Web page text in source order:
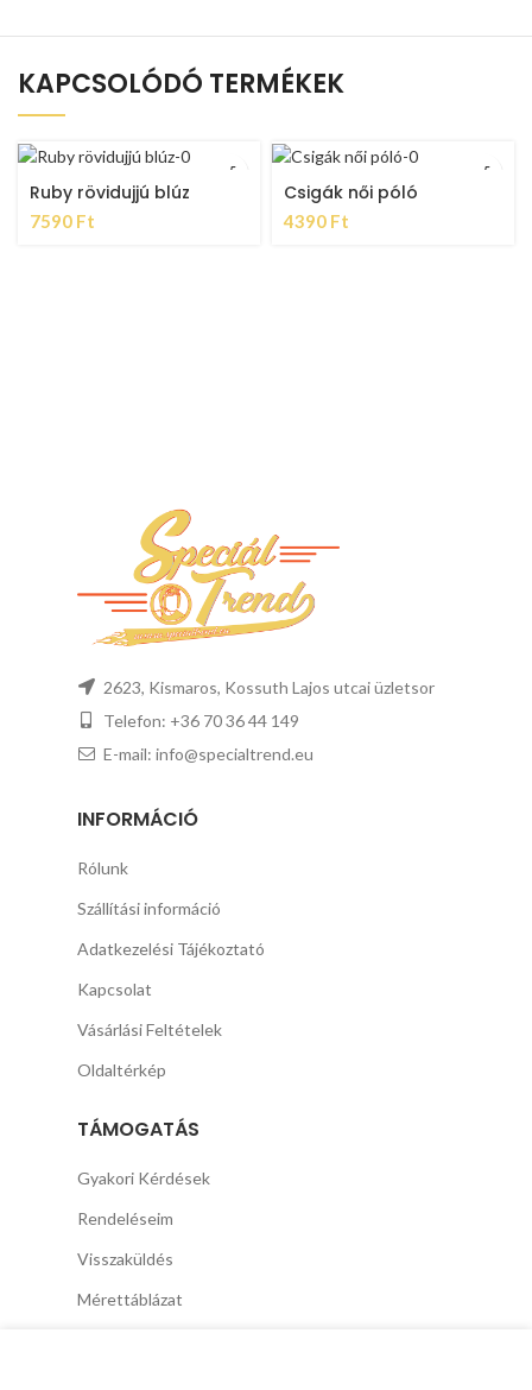
KAPCSOLÓDÓ TERMÉKEK
Ruby rövidujjú blúz
7590 Ft
Csigák női póló
4390 Ft
2623, Kismaros, Kossuth Lajos utcai üzletsor
Telefon: +36 70 36 44 149
E-mail: info@specialtrend.eu
INFORMÁCIÓ
Rólunk
Szállítási információ
Adatkezelési Tájékoztató
Kapcsolat
Vásárlási Feltételek
Oldaltérkép
TÁMOGATÁS
Gyakori Kérdések
Rendeléseim
Visszaküldés
Mérettáblázat